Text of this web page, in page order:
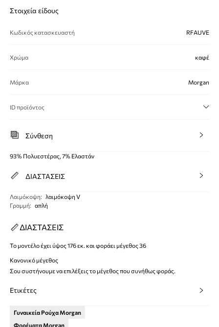
Στοιχεία είδους
Κωδικός κατασκευαστή RFAUVE
Χρώμα καφέ
Μάρκα Morgan
ID προϊόντος
Σύνθεση
93% Πολυεστέρας, 7% Ελαστάν
ΔΙΑΣΤΑΣΕΙΣ
Λαιμόκοψη: λαιμόκοψη V
Γραμμή: απλή
ΔΙΑΣΤΑΣΕΙΣ
Το μοντέλο έχει ύψος 176 εκ. και φοράει μέγεθος 36
Κανονικό μέγεθος
Σου συστήνουμε να επιλέξεις το μέγεθος που συνήθως φοράς.
Ετικέτες
Γυναικεία Ρούχα Morgan
Φορέματα Morgan